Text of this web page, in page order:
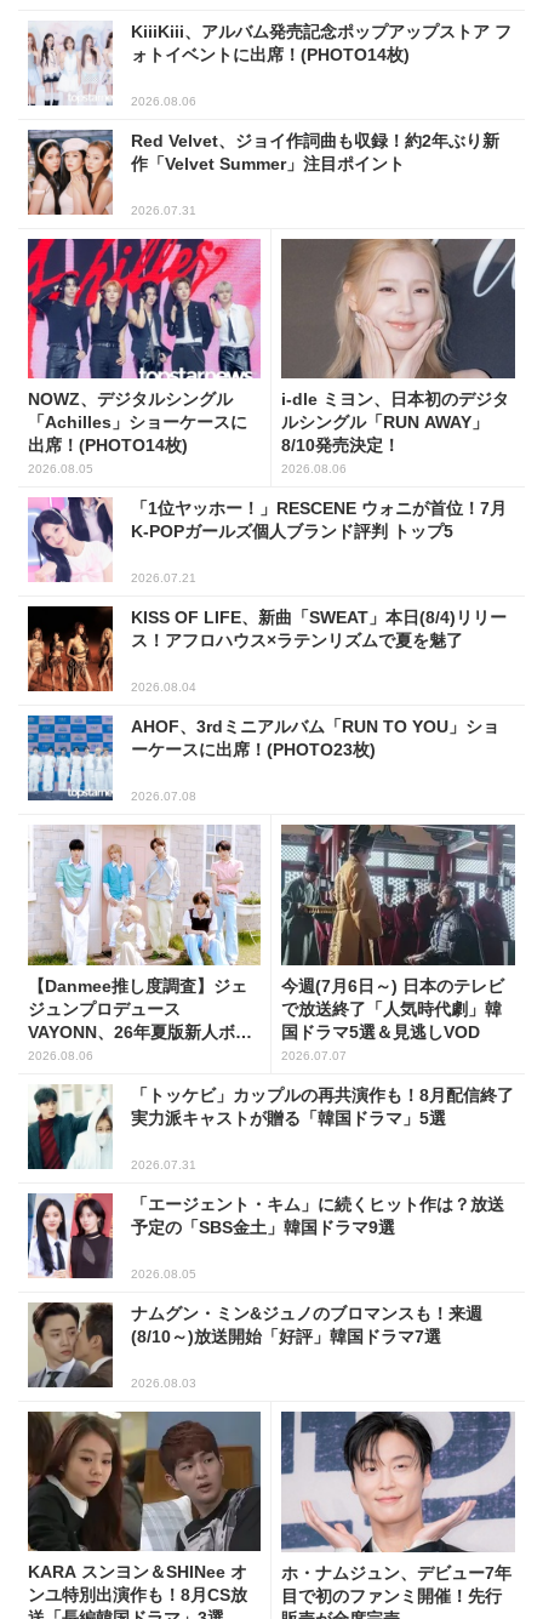
KiiiKiii、アルバム発売記念ポップアップストア フ
ォトイベントに出席！(PHOTO14枚)
2026.08.06
Red Velvet、ジョイ作詞曲も収録！約2年ぶり新
作「Velvet Summer」注目ポイント
2026.07.31
NOWZ、デジタルシングル
「Achilles」ショーケースに
出席！(PHOTO14枚)
2026.08.05
i-dle ミヨン、日本初のデジタ
ルシングル「RUN AWAY」
8/10発売決定！
2026.08.06
「1位ヤッホー！」RESCENE ウォニが首位！7月
K-POPガールズ個人ブランド評判 トップ5
2026.07.21
KISS OF LIFE、新曲「SWEAT」本日(8/4)リリー
ス！アフロハウス×ラテンリズムで夏を魅了
2026.08.04
AHOF、3rdミニアルバム「RUN TO YOU」ショ
ーケースに出席！(PHOTO23枚)
2026.07.08
【Danmee推し度調査】ジェ
ジュンプロデュース
VAYONN、26年夏版新人ボー
イズグループ人気No.1に
2026.08.06
今週(7月6日～) 日本のテレビ
で放送終了「人気時代劇」韓
国ドラマ5選＆見逃しVOD
2026.07.07
「トッケビ」カップルの再共演作も！8月配信終了
実力派キャストが贈る「韓国ドラマ」5選
2026.07.31
「エージェント・キム」に続くヒット作は？放送
予定の「SBS金土」韓国ドラマ9選
2026.08.05
ナムグン・ミン&ジュノのブロマンスも！来週
(8/10～)放送開始「好評」韓国ドラマ7選
2026.08.03
KARA スンヨン＆SHINee オ
ンユ特別出演作も！8月CS放
ホ・ナムジュン、デビュー7年
目で初のファンミ開催！先行